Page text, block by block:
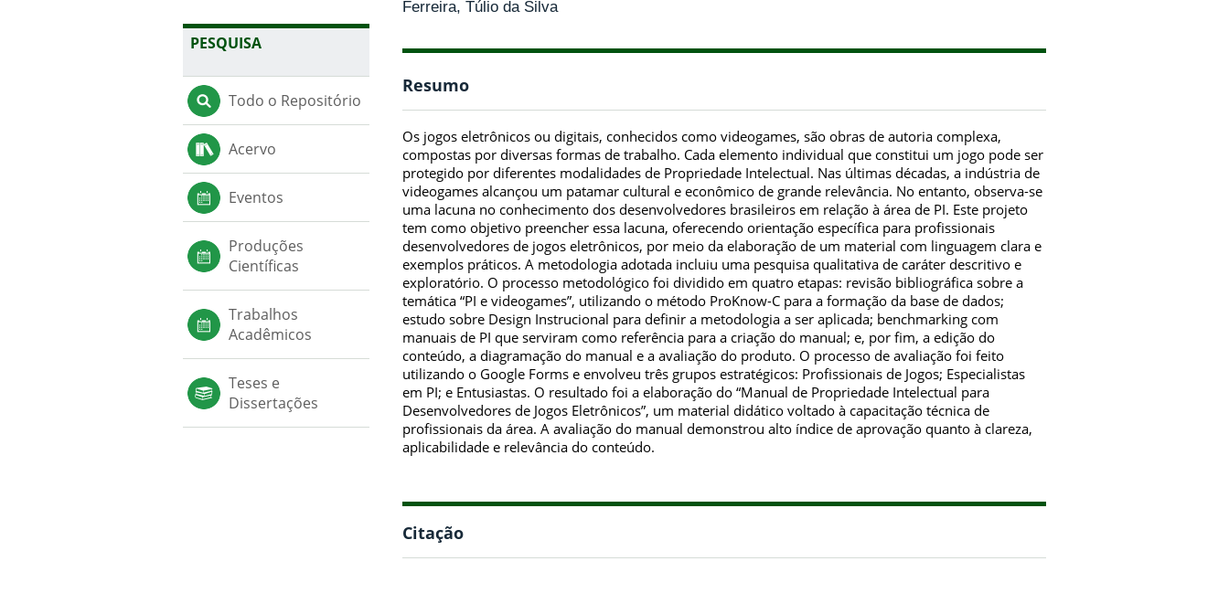
PESQUISA
Todo o Repositório
Acervo
Eventos
Produções
Científicas
Trabalhos
Acadêmicos
Teses e
Dissertações
Ferreira, Túlio da Silva
Resumo
Os jogos eletrônicos ou digitais, conhecidos como videogames, são obras de autoria complexa,
compostas por diversas formas de trabalho. Cada elemento individual que constitui um jogo pode ser
protegido por diferentes modalidades de Propriedade Intelectual. Nas últimas décadas, a indústria de
videogames alcançou um patamar cultural e econômico de grande relevância. No entanto, observa-se
uma lacuna no conhecimento dos desenvolvedores brasileiros em relação à área de PI. Este projeto
tem como objetivo preencher essa lacuna, oferecendo orientação específica para profissionais
desenvolvedores de jogos eletrônicos, por meio da elaboração de um material com linguagem clara e
exemplos práticos. A metodologia adotada incluiu uma pesquisa qualitativa de caráter descritivo e
exploratório. O processo metodológico foi dividido em quatro etapas: revisão bibliográfica sobre a
temática “PI e videogames”, utilizando o método ProKnow-C para a formação da base de dados;
estudo sobre Design Instrucional para definir a metodologia a ser aplicada; benchmarking com
manuais de PI que serviram como referência para a criação do manual; e, por fim, a edição do
conteúdo, a diagramação do manual e a avaliação do produto. O processo de avaliação foi feito
utilizando o Google Forms e envolveu três grupos estratégicos: Profissionais de Jogos; Especialistas
em PI; e Entusiastas. O resultado foi a elaboração do “Manual de Propriedade Intelectual para
Desenvolvedores de Jogos Eletrônicos”, um material didático voltado à capacitação técnica de
profissionais da área. A avaliação do manual demonstrou alto índice de aprovação quanto à clareza,
aplicabilidade e relevância do conteúdo.
Citação